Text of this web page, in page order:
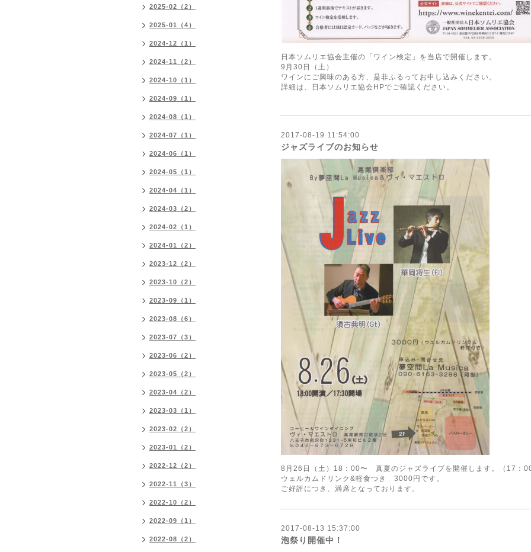
日本ソムリエ協会主催の「ワイン検定」を当店で開催します。
9月30日（土）
ワインにご興味のある方、是非ふるってお申し込みください。
詳細は、日本ソムリエ協会HPでご確認ください。
2017-08-19 11:54:00
ジャズライブのお知らせ
8月26日（土）18：00〜 真夏のジャズライブを開催します。（17：00
ウェルカムドリンク&軽食つき 3000円です。
ご好評につき、満席となっております。
2017-08-13 15:37:00
泡祭り開催中！
2025-02（2）
2025-01（4）
2024-12（1）
2024-11（2）
2024-10（1）
2024-09（1）
2024-08（1）
2024-07（1）
2024-06（1）
2024-05（1）
2024-04（1）
2024-03（2）
2024-02（1）
2024-01（2）
2023-12（2）
2023-10（2）
2023-09（1）
2023-08（6）
2023-07（3）
2023-06（2）
2023-05（2）
2023-04（2）
2023-03（1）
2023-02（2）
2023-01（2）
2022-12（2）
2022-11（3）
2022-10（2）
2022-09（1）
2022-08（2）